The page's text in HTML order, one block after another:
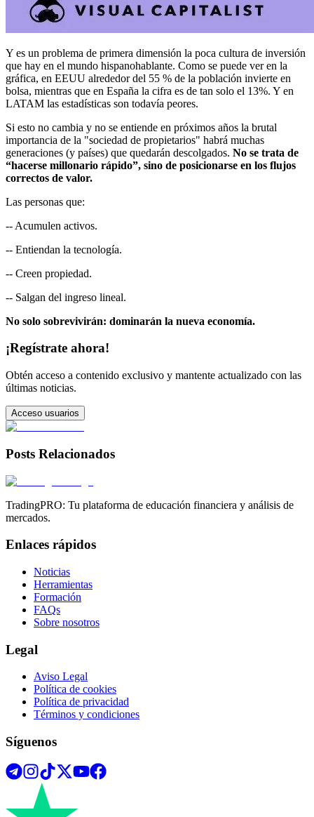
Y es un problema de primera dimensión la poca cultura de inversión
que hay en el mundo hispanohablante. Como se puede ver en la
gráfica, en EEUU alrededor del 55 % de la población invierte en
bolsa, mientras que en España la cifra es de tan solo el 13%. Y en
LATAM las estadísticas son todavía peores.
Si esto no cambia y no se entiende en próximos años la brutal
importancia de la "sociedad de propietarios" habrá muchas
generaciones (y países) que quedarán descolgados. No se trata de
“hacerse millonario rápido”, sino de posicionarse en los flujos
correctos de valor.
Las personas que:
-- Acumulen activos.
-- Entiendan la tecnología.
-- Creen propiedad.
-- Salgan del ingreso lineal.
No solo sobrevivirán: dominarán la nueva economía.
¡Regístrate ahora!
Obtén acceso a contenido exclusivo y mantente actualizado con las
últimas noticias.
Acceso usuarios
Posts Relacionados
TradingPRO: Tu plataforma de educación financiera y análisis de
mercados.
Enlaces rápidos
Noticias
Herramientas
Formación
FAQs
Sobre nosotros
Legal
Aviso Legal
Política de cookies
Política de privacidad
Términos y condiciones
Síguenos